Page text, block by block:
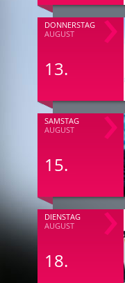
DONNERSTAG
AUGUST
13.
SAMSTAG
AUGUST
15.
DIENSTAG
AUGUST
18.